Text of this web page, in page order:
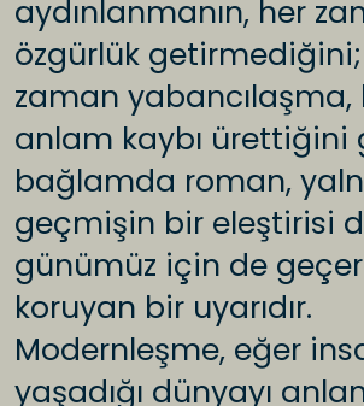
aydınlanmanın, her
özgürlük
zaman yabancılaşma,
anlam kaybı ürettiğini
bağlamda roman,
geçmişin bir eleştirisi
günümüz için de
koruyan bir uyarıdır.
Modernleşme, eğer
yaşadığı dünyayı